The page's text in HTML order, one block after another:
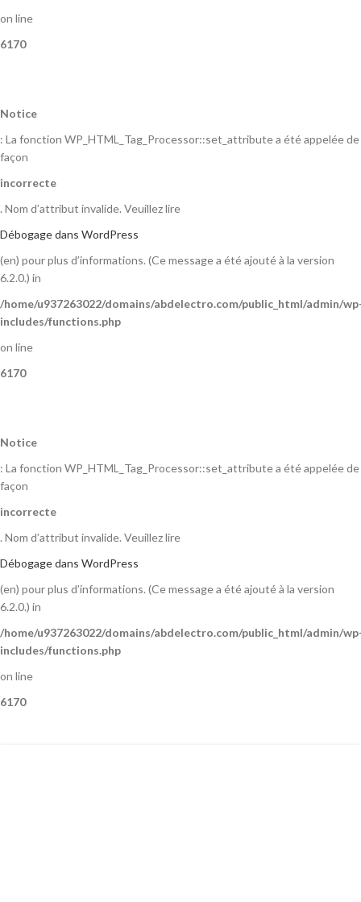
on line
6170
Notice
: La fonction WP_HTML_Tag_Processor::set_attribute a été appelée de
façon
incorrecte
. Nom d’attribut invalide. Veuillez lire
Débogage dans WordPress
(en) pour plus d’informations. (Ce message a été ajouté à la version
6.2.0.) in
/home/u937263022/domains/abdelectro.com/public_html/admin/
includes/functions.php
on line
6170
Notice
: La fonction WP_HTML_Tag_Processor::set_attribute a été appelée de
façon
incorrecte
. Nom d’attribut invalide. Veuillez lire
Débogage dans WordPress
(en) pour plus d’informations. (Ce message a été ajouté à la version
6.2.0.) in
/home/u937263022/domains/abdelectro.com/public_html/admin/
includes/functions.php
on line
6170